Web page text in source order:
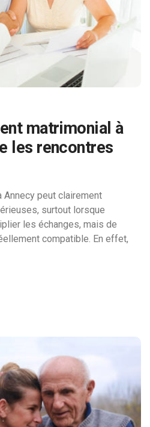
matrimonial à
les rencontres
Annecy peut clairement
surtout lorsque
les échanges, mais de
compatible. En effet,